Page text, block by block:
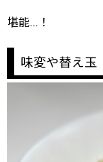
堪能…！
味変や替え玉